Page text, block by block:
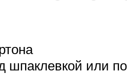
шпаклевкой или